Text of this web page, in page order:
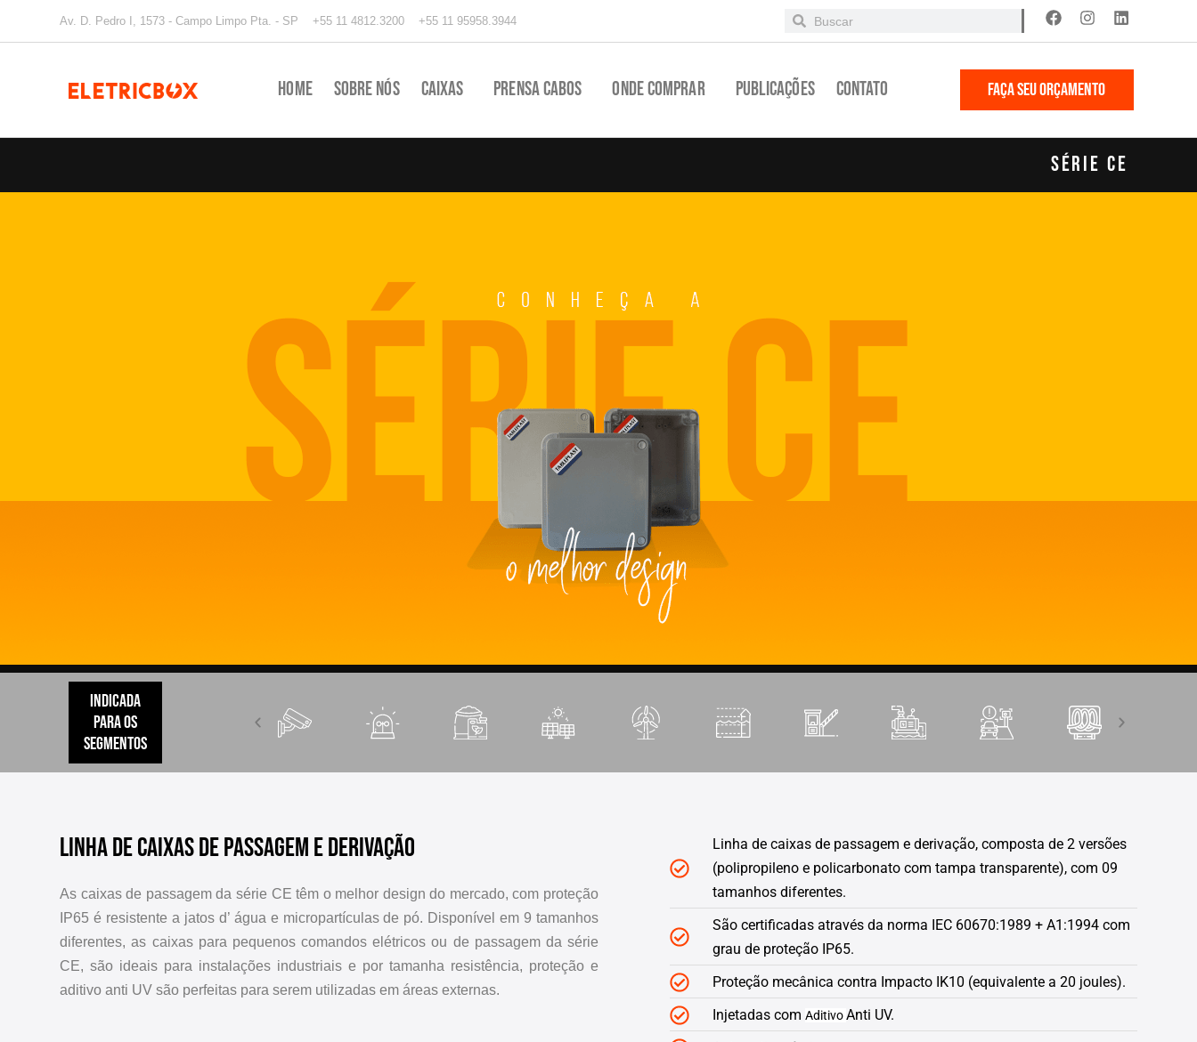
Av. D. Pedro I, 1573 - Campo Limpo Pta. - SP +55 11 4812.3200 +55 11 95958.3944
Home Sobre Nós Caixas Prensa Cabos Onde Comprar Publicações Contato FAÇA SEU ORÇAMENTO
Série CE
indicada
para os
segmentos
Linha de caixas de passagem e derivação
As caixas de passagem da série CE têm o melhor design do mercado, com proteção
IP65 é resistente a jatos d’ água e micropartículas de pó. Disponível em 9 tamanhos
diferentes, as caixas para pequenos comandos elétricos ou de passagem da série
CE, são ideais para instalações industriais e por tamanha resistência, proteção e
aditivo anti UV são perfeitas para serem utilizadas em áreas externas.
Linha de caixas de passagem e derivação, composta de 2 versões
(polipropileno e policarbonato com tampa transparente), com 09
tamanhos diferentes.
São certificadas através da norma IEC 60670:1989 + A1:1994 com
grau de proteção IP65.
Proteção mecânica contra Impacto IK10 (equivalente a 20 joules).
Injetadas com AditivoAnti UV.